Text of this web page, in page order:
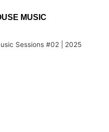
MUSIC